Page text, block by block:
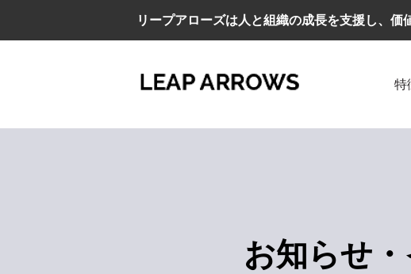
リープアローズは人と組織の成長を支援し、価
特
お知らせ